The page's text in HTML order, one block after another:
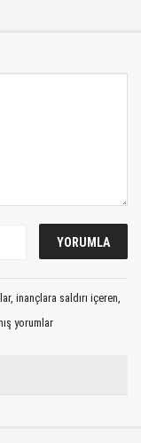
inançlara saldırı içeren,
yorumlar